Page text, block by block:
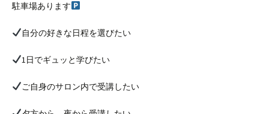
駐車場あります
自分の好きな日程を選びたい
1日でギュッと学びたい
ご自身のサロン内で受講したい